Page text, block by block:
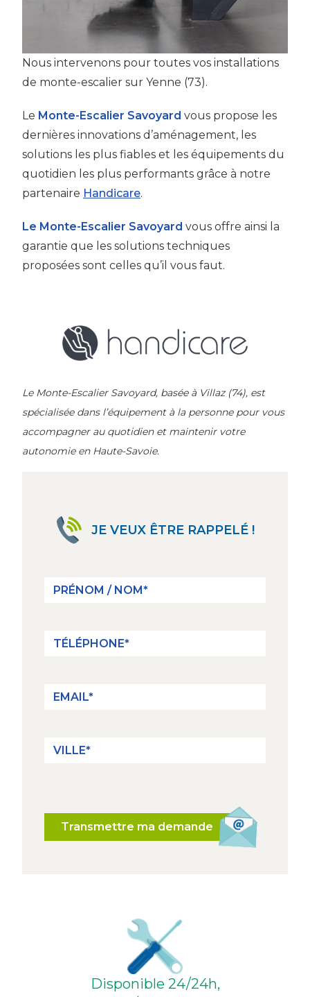
Nous intervenons pour toutes vos installations
de monte-escalier sur Yenne (73).
Le Monte-Escalier Savoyard vous propose les
dernières innovations d’aménagement, les
solutions les plus fiables et les équipements du
quotidien les plus performants grâce à notre
partenaire Handicare.
Le Monte-Escalier Savoyard vous offre ainsi la
garantie que les solutions techniques
proposées sont celles qu’il vous faut.
Le Monte-Escalier Savoyard, basée à Villaz (74), est
spécialisée dans l’équipement à la personne pour vous
accompagner au quotidien et maintenir votre
autonomie en Haute-Savoie.
JE VEUX ÊTRE RAPPELÉ !
Transmettre ma demande
Disponible 24/24h,